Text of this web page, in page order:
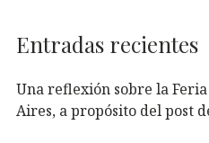
Entradas recientes
Una reflexión sobre la
Aires, a propósito del post